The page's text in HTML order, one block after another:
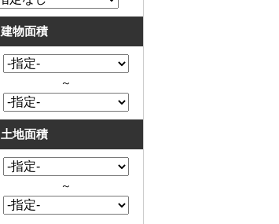
建物面積
～
土地面積
～